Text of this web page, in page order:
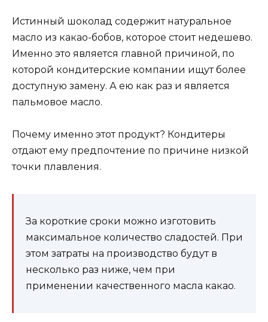
Истинный шоколад содержит натуральное
масло из какао-бобов, которое стоит недешево.
Именно это является главной причиной, по
которой кондитерские компании ищут более
доступную замену. А ею как раз и является
пальмовое масло.
Почему именно этот продукт? Кондитеры
отдают ему предпочтение по причине низкой
точки плавления.
За короткие сроки можно изготовить
максимальное количество сладостей. При
этом затраты на производство будут в
несколько раз ниже, чем при
применении качественного масла какао.